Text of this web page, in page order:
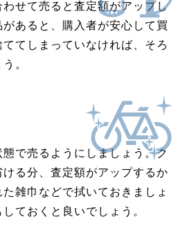
せて売ると査定額がアップし
あると、購入者が安心して買
てしまっていなければ、そろ
。
で売るようにしましょう。ク
る分、査定額がアップするか
雑巾などで拭いておきましょ
ておくと良いでしょう。